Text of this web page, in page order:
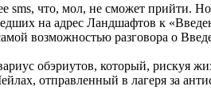
sms, что, мол, не сможет прийти.
на адрес Ландшафтов к
возможностью разговора о
обэриутов, который, рискуя
отправленный в лагеря за